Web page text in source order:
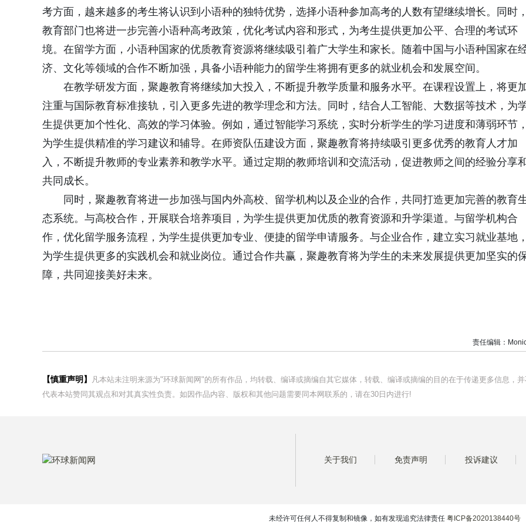
考方面，越来越多的考生将认识到小语种的独特优势，选择小语种参加高考的人数有望继续增长。同时，
教育部门也将进一步完善小语种高考政策，优化考试内容和形式，为考生提供更加公平、合理的考试环
境。在留学方面，小语种国家的优质教育资源将继续吸引着广大学生和家长。随着中国与小语种国家在
济、文化等领域的合作不断加强，具备小语种能力的留学生将拥有更多的就业机会和发展空间。
在教学研发方面，聚趣教育将继续加大投入，不断提升教学质量和服务水平。在课程设置上，将更
注重与国际教育标准接轨，引入更多先进的教学理念和方法。同时，结合人工智能、大数据等技术，为
生提供更加个性化、高效的学习体验。例如，通过智能学习系统，实时分析学生的学习进度和薄弱环节，
为学生提供精准的学习建议和辅导。在师资队伍建设方面，聚趣教育将持续吸引更多优秀的教育人才加
入，不断提升教师的专业素养和教学水平。通过定期的教师培训和交流活动，促进教师之间的经验分享
共同成长。
同时，聚趣教育将进一步加强与国内外高校、留学机构以及企业的合作，共同打造更加完善的教育
态系统。与高校合作，开展联合培养项目，为学生提供更加优质的教育资源和升学渠道。与留学机构合
作，优化留学服务流程，为学生提供更加专业、便捷的留学申请服务。与企业合作，建立实习就业基地，
为学生提供更多的实践机会和就业岗位。通过合作共赢，聚趣教育将为学生的未来发展提供更加坚实的
障，共同迎接美好未来。
责任编辑：
【慎重声明】
凡本站未注明来源为"环球新闻网"的所有作品，均转载、编译或摘编自其它媒体，转载、编译或摘编的目的在于传递更多信息，并
代表本站赞同其观点和对其真实性负责。如因作品内容、版权和其他问题需要同本网联系的，请在30日内进行!
关于我们 免责声明 投诉建议
未经许可任何人不得复制和镜像，如有发现追究法律责任 粤ICP备2020138440号